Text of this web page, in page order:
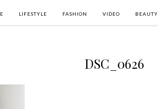
LIFESTYLE FASHION VIDEO BEAUTY
DSC_0626